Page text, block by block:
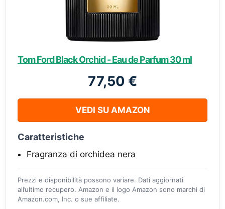
Tom Ford Black Orchid - Eau de Parfum 30 ml
77,50 €
VEDI SU AMAZON
Caratteristiche
Fragranza di orchidea nera
Prezzi e disponibilità possono variare. Dati aggiornati
all’ultimo recupero. Amazon e il logo Amazon sono marchi di
Amazon.com, Inc. o sue affiliate.